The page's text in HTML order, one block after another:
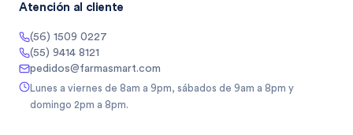
Atención al cliente
(56) 1509 0227
(55) 9414 8121
pedidos@farmasmart.com
Lunes a viernes de 8am a 9pm, sábados de 9am a 8pm y
domingo 2pm a 8pm.